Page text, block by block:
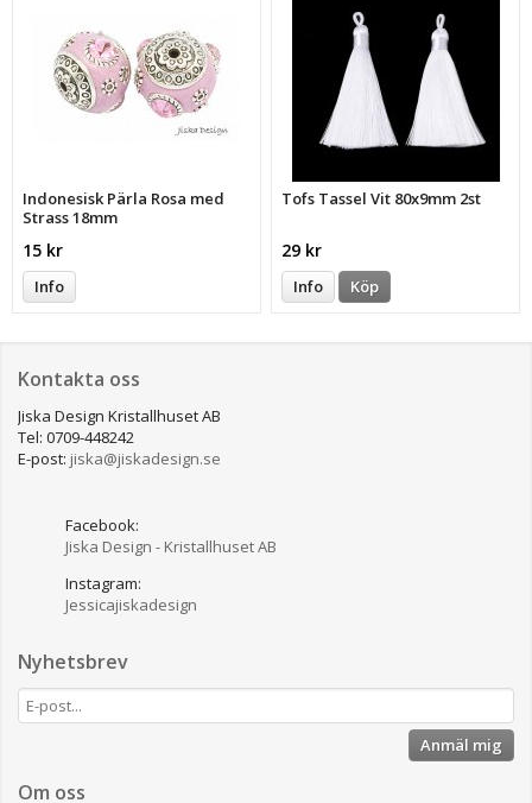
Indonesisk Pärla Rosa med
Strass 18mm
15 kr
Info
Tofs Tassel Vit 80x9mm 2st
29 kr
Info Köp
Kontakta oss
Jiska Design Kristallhuset AB
Tel: 0709-448242
E-post: jiska@jiskadesign.se
Facebook:
Jiska Design - Kristallhuset AB
Instagram:
Jessicajiskadesign
Nyhetsbrev
Anmäl mig
Om oss